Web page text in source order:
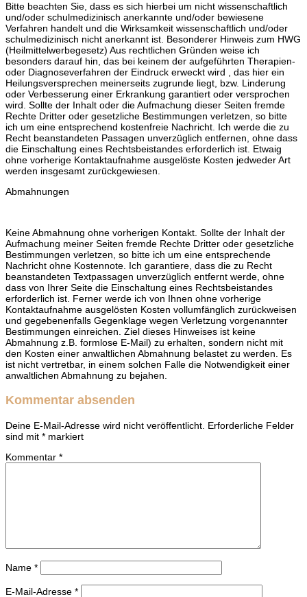
Bitte beachten Sie, dass es sich hierbei um nicht wissenschaftlich
und/oder schulmedizinisch anerkannte und/oder bewiesene
Verfahren handelt und die Wirksamkeit wissenschaftlich und/oder
schulmedizinisch nicht anerkannt ist. Besonderer Hinweis zum HWG
(Heilmittelwerbegesetz) Aus rechtlichen Gründen weise ich
besonders darauf hin, das bei keinem der aufgeführten Therapien-
oder Diagnoseverfahren der Eindruck erweckt wird , das hier ein
Heilungsversprechen meinerseits zugrunde liegt, bzw. Linderung
oder Verbesserung einer Erkrankung garantiert oder versprochen
wird. Sollte der Inhalt oder die Aufmachung dieser Seiten fremde
Rechte Dritter oder gesetzliche Bestimmungen verletzen, so bitte
ich um eine entsprechend kostenfreie Nachricht. Ich werde die zu
Recht beanstandeten Passagen unverzüglich entfernen, ohne dass
die Einschaltung eines Rechtsbeistandes erforderlich ist. Etwaig
ohne vorherige Kontaktaufnahme ausgelöste Kosten jedweder Art
werden insgesamt zurückgewiesen.
Abmahnungen
Keine Abmahnung ohne vorherigen Kontakt. Sollte der Inhalt der
Aufmachung meiner Seiten fremde Rechte Dritter oder gesetzliche
Bestimmungen verletzen, so bitte ich um eine entsprechende
Nachricht ohne Kostennote. Ich garantiere, dass die zu Recht
beanstandeten Textpassagen unverzüglich entfernt werde, ohne
dass von Ihrer Seite die Einschaltung eines Rechtsbeistandes
erforderlich ist. Ferner werde ich von Ihnen ohne vorherige
Kontaktaufnahme ausgelösten Kosten vollumfänglich zurückweisen
und gegebenenfalls Gegenklage wegen Verletzung vorgenannter
Bestimmungen einreichen. Ziel dieses Hinweises ist keine
Abmahnung z.B. formlose E-Mail) zu erhalten, sondern nicht mit
den Kosten einer anwaltlichen Abmahnung belastet zu werden. Es
ist nicht vertretbar, in einem solchen Falle die Notwendigkeit einer
anwaltlichen Abmahnung zu bejahen.
Kommentar absenden
Deine E-Mail-Adresse wird nicht veröffentlicht. Erforderliche Felder
sind mit * markiert
Kommentar *
Name *
E-Mail-Adresse *